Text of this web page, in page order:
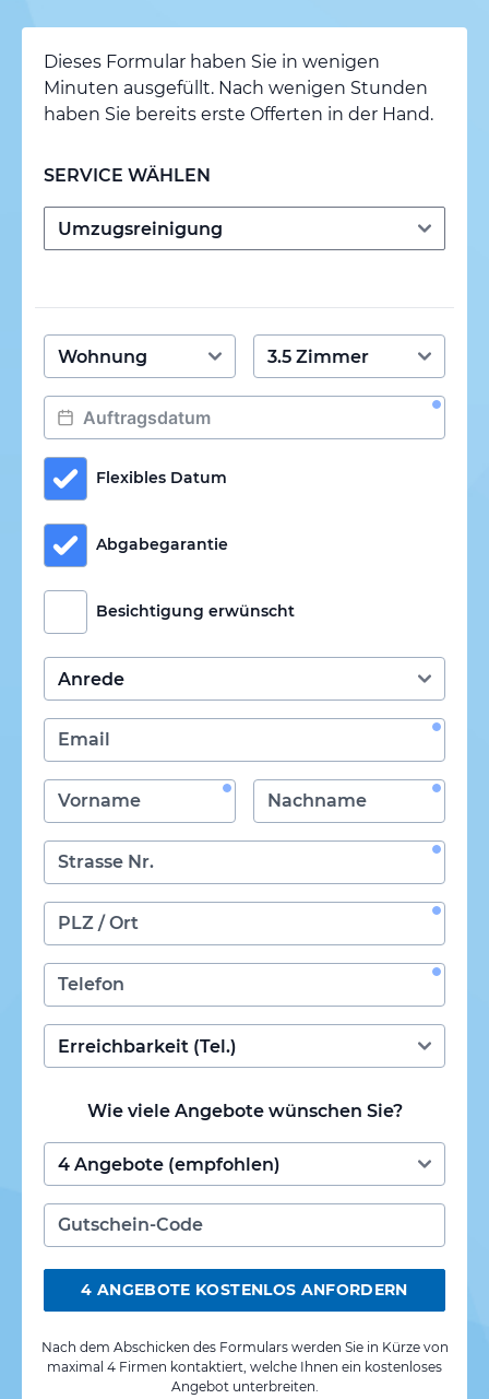
Dieses Formular haben Sie in wenigen
Minuten ausgefüllt. Nach wenigen Stunden
haben Sie bereits erste Offerten in der Hand.
SERVICE WÄHLEN
Flexibles Datum
Abgabegarantie
Besichtigung erwünscht
Wie viele Angebote wünschen Sie?
4 ANGEBOTE KOSTENLOS ANFORDERN
Nach dem Abschicken des Formulars werden Sie in Kürze von
maximal 4 Firmen kontaktiert, welche Ihnen ein kostenloses
Angebot unterbreiten.